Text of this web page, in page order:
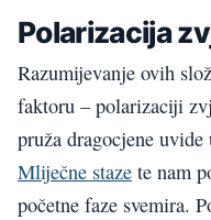
Polarizacija
Razumijevanje ovih
faktoru – polarizaciji
pruža dragocjene
Mliječne staze te nam
početne faze svemira.